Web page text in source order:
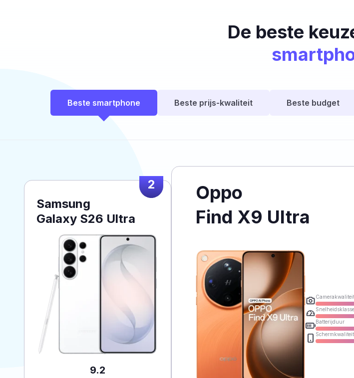
De beste
Beste smartphone Beste prijs-kwaliteit Beste budget
Oppo
Find X9 Ultra
Camerakwaliteit
Snelheidsklasse
Batterijduur
Schermkwaliteit
2
Samsung
Galaxy S26 Ultra
9.2